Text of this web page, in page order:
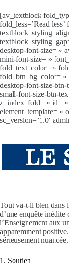
[av_textblock
fold_less=’Read
desktop-font-size= »
mini-font-size= »
fold_text_color= »
fold_btn_bg_color= »
desktop-font-size-
small-font-size-btn-
z_index_fold= » id= »
element_template= »
sc_version=’1.0′
Tout va-t-il bien dans
d’une enquête
l’Enseignement aux
apparemment
sérieusement nuancée.
1. Soutien